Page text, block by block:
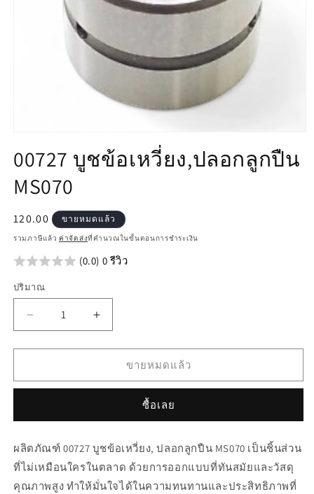
สื่อ
1
ใน
โม
00727 บูชข้อเหวี่ยง,ปลอกลูกปืน
MS070
ราคา
ปกติ
120.00 ขายหมดแล้ว
รวมภาษีแล้ว ค่าจัดส่งที่คำนวณในขั้นตอนการชำระเงิน
(0.0) 0 รีวิว
ปริมาณ
00727
ข้อ
เหวี่ยง,ปลอก
ลูกปืน
สำหรับ
00727
ข้อ
เหวี่ยง,ปลอก
MS070
ขายหมดแล้ว
ซื้อเลย
ผลิตภัณฑ์ 00727 บูชข้อเหวี่ยง, ปลอกลูกปืน MS070 เป็นชิ้นส่วน
ที่ไม่เหมือนใครในตลาด ด้วยการออกแบบที่ทันสมัยและวัสดุ
คุณภาพสูง ทำให้มั่นใจได้ในความทนทานและประสิทธิภาพที่